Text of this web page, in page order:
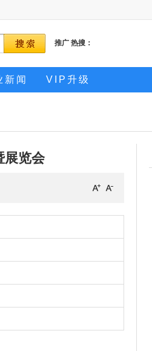
推广 热搜：
新闻 VIP升级
展览会